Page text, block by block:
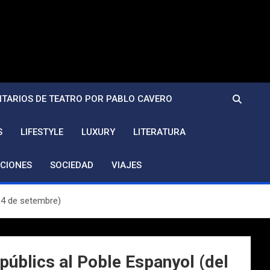
DE TEATRO POR PABLO CAVERO
LIFESTYLE LUXURY LITERATURA
SOCIEDAD VIAJES
de setembre)
al Poble Espanyol (del